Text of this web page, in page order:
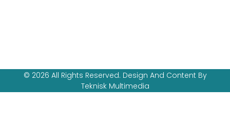
© 2026 All Rights Reserved. Design And Content By
Teknisk Multimedia